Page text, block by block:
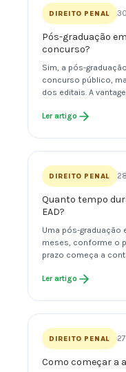
DIREITO PENAL
Pós-graduação
concurso?
Sim, a pós-
concurso público,
dos editais. A
Ler artigo
DIREITO PENAL
Quanto tempo
EAD?
Uma pós-graduação
meses, conforme o
prazo começa a
Ler artigo
DIREITO PENAL
Como começar a